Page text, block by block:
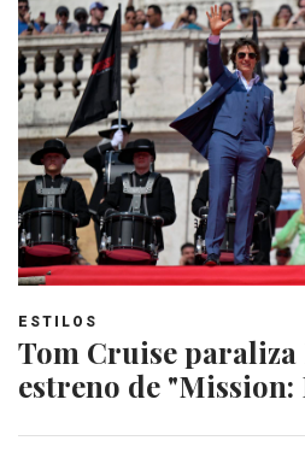
ESTILOS
Tom Cruise paraliza
estreno de "Mission: